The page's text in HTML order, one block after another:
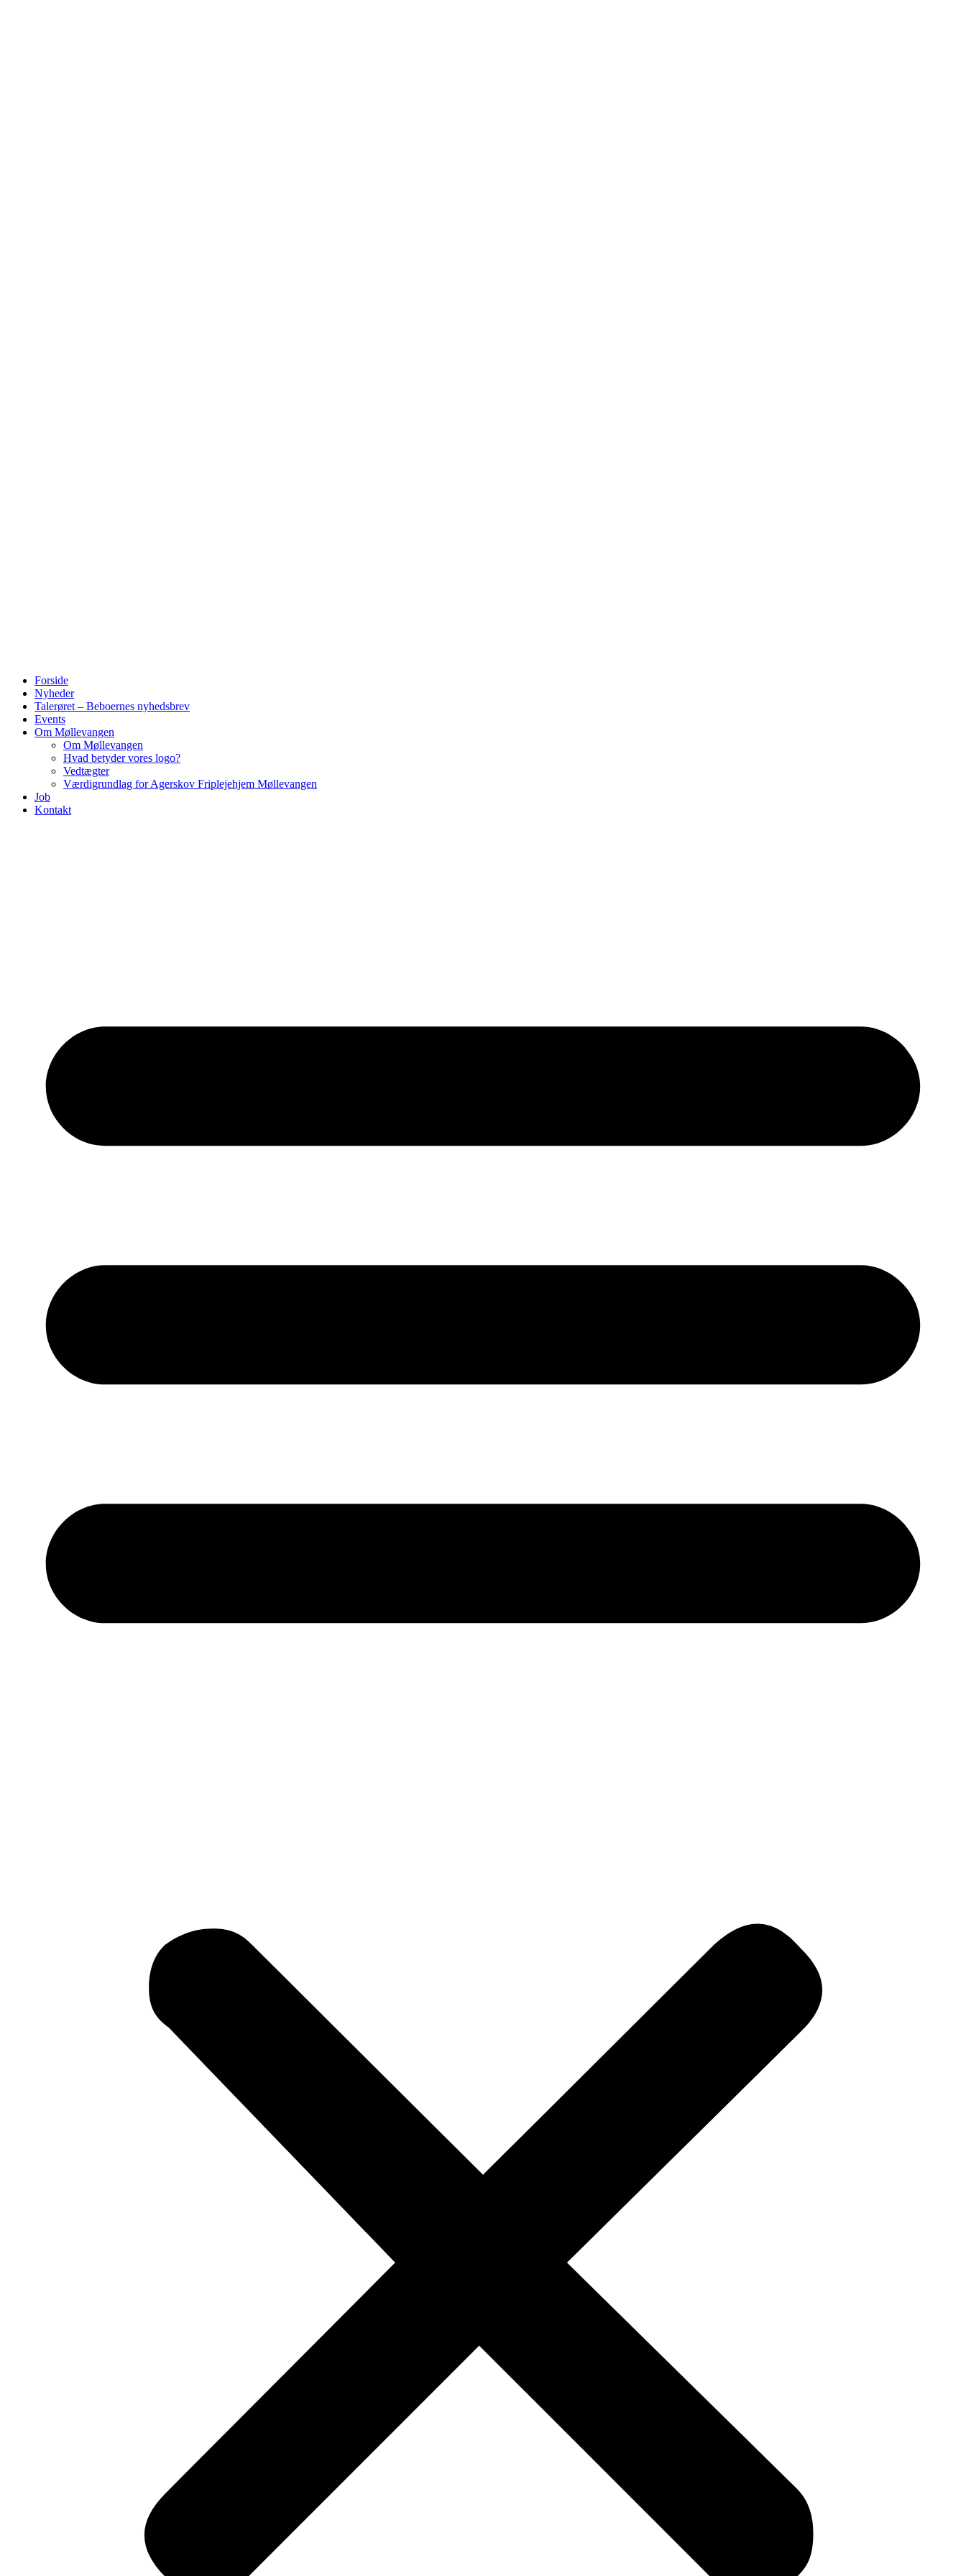
Forside
Nyheder
Talerøret – Beboernes nyhedsbrev
Events
Om Møllevangen
Om Møllevangen
Hvad betyder vores logo?
Vedtægter
Værdigrundlag for Agerskov Friplejehjem Møllevangen
Job
Kontakt